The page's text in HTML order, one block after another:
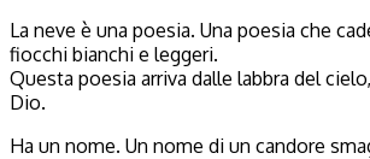
La neve è una poesia. Una poesia che
fiocchi bianchi e leggeri.
Questa poesia arriva dalle labbra del
Dio.
Ha un nome. Un nome di un candore